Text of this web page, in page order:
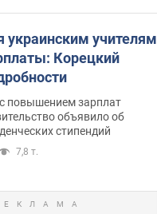
украинским учителям
Корецкий
повышением зарплат
объявило об
стипендий
7,8 т.